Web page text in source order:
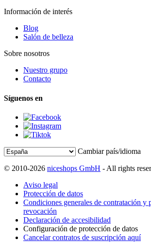
Información de interés
Blog
Salón de belleza
Sobre nosotros
Nuestro grupo
Contacto
Síguenos en
Cambiar país/idioma
© 2010-2026 niceshops GmbH - All rights
Aviso legal
Protección de datos
Condiciones generales de contratación y
revocación
Declaración de accesibilidad
Configuración de protección de datos
Cancelar contratos de suscripción aquí